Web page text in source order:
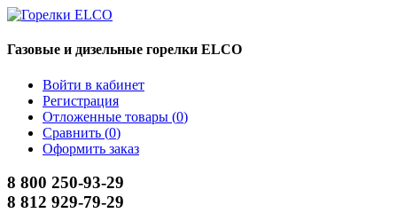
Газовые и дизельные горелки ELCO
Войти в кабинет
Регистрация
Отложенные товары (0)
Сравнить (0)
Оформить заказ
8 800 250-93-29
8 812 929-79-29